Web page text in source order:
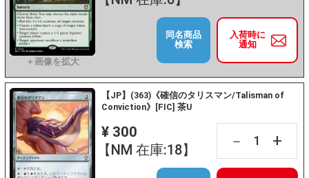
入荷時に
通知
同名商品
検索
【JP】(363)《確信のタリスマン/Talisman of
Conviction》[FIC] 茶U
¥ 300
【NM 在庫:18】
－ +